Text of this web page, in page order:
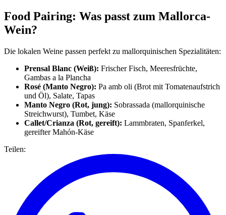
Food Pairing: Was passt zum Mallorca-
Wein?
Die lokalen Weine passen perfekt zu mallorquinischen Spezialitäten:
Prensal Blanc (Weiß): Frischer Fisch, Meeresfrüchte,
Gambas a la Plancha
Rosé (Manto Negro): Pa amb oli (Brot mit Tomatenaufstrich
und Öl), Salate, Tapas
Manto Negro (Rot, jung): Sobrassada (mallorquinische
Streichwurst), Tumbet, Käse
Callet/Crianza (Rot, gereift): Lammbraten, Spanferkel,
gereifter Mahón-Käse
Teilen: